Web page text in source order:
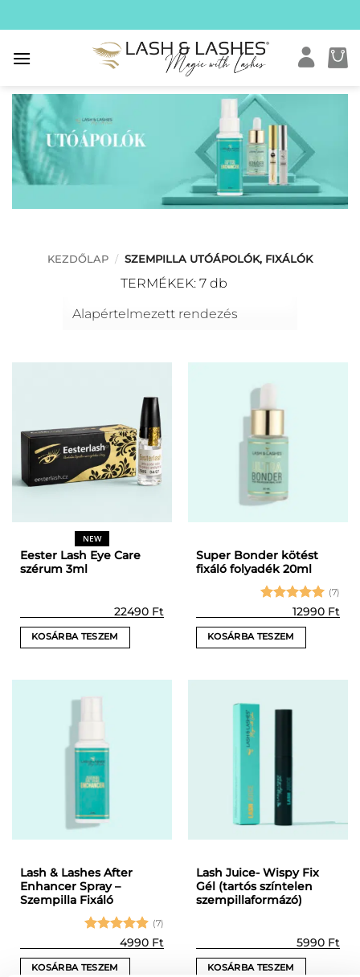
to
content
KEZDŐLAP / SZEMPILLA UTÓÁPOLÓK, FIXÁLÓK
TERMÉKEK: 7 db
NEW
Eester Lash Eye Care
szérum 3ml
22490 Ft
KOSÁRBA TESZEM
Super Bonder kötést
fixáló folyadék 20ml
Értékelés:
(7)
12990 Ft
KOSÁRBA TESZEM
Lash & Lashes After
Enhancer Spray –
Szempilla Fixáló
Értékelés:
4.86/ 5
(7)
4990 Ft
KOSÁRBA TESZEM
Lash Juice- Wispy Fix
Gél (tartós színtelen
szempillaformázó)
5990 Ft
KOSÁRBA TESZEM